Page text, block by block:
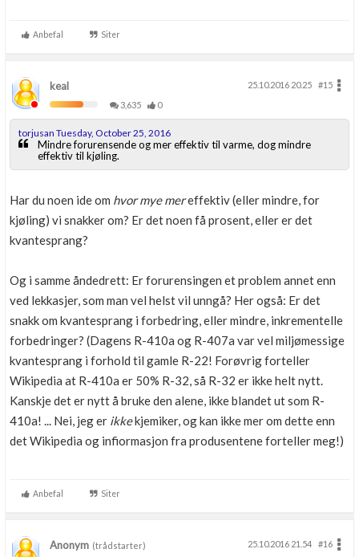
Anbefal Siter
keal 25.10.2016 20.25
#15
3,635
0
torjusan Tuesday, October 25, 2016
Mindre forurensende og mer effektiv til varme, dog mindre
effektiv til kjøling.
Har du noen ide om hvor mye mereffektiv (eller mindre, for
kjøling) vi snakker om? Er det noen få prosent, eller er det
kvantesprang?
Og i samme åndedrett: Er forurensingen et problem annet enn
ved lekkasjer, som man vel helst vil unngå? Her også: Er det
snakk om kvantesprang i forbedring, eller mindre, inkrementelle
forbedringer? (Dagens R-410a og R-407a var vel miljømessige
kvantesprang i forhold til gamle R-22! Forøvrig forteller
Wikipedia at R-410a er 50% R-32, så R-32 er ikke helt nytt.
Kanskje det er nytt å bruke den alene, ikke blandet ut som R-
410a! ... Nei, jeg er ikkekjemiker, og kan ikke mer om dette enn
det Wikipedia og infiormasjon fra produsentene forteller meg!)
Anbefal Siter
Anonym (trådstarter) 25.10.2016 21.54
#16